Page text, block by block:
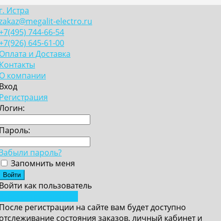
Истра
electro.ru
744-66-54
645-61-00
и Доставка
компании
пароль?
Запомнить меня
как пользователь
регистрации на сайте вам будет доступно
состояния заказов, личный кабинет и